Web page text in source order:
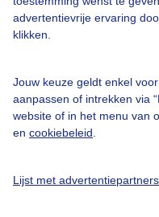
advertentievrije ervaring
klikken.
Jouw keuze geldt enkel
aanpassen of intrekken via
website of in het menu van
en cookiebeleid
Lijst met advertentiepartners
Gebruikersvoorwaarden
Privacy beleid
Cookie beleid
Gratis weerdata